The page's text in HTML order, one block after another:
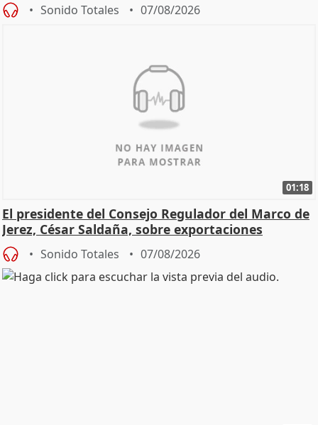
Sonido Totales 07/08/2026
01:18
El presidente del Consejo Regulador del Marco de
Jerez, César Saldaña, sobre exportaciones
Sonido Totales 07/08/2026